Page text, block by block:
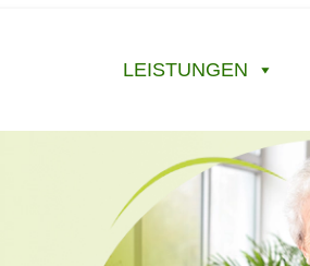
LEISTUNGEN